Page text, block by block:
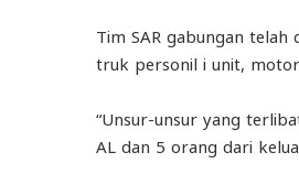
Tim SAR gabungan
truk personil i unit, motor
“Unsur-unsur yang
AL dan 5 orang dari